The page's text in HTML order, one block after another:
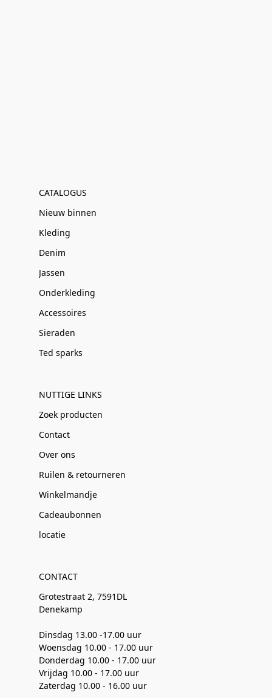
CATALOGUS
Nieuw binnen
Kleding
Denim
Jassen
Onderkleding
Accessoires
Sieraden
Ted sparks
NUTTIGE LINKS
Zoek producten
Contact
Over ons
Ruilen & retourneren
Winkelmandje
Cadeaubonnen
locatie
CONTACT
Grotestraat 2, 7591DL
Denekamp
Dinsdag 13.00 -17.00 uur
Woensdag 10.00 - 17.00 uur
Donderdag 10.00 - 17.00 uur
Vrijdag 10.00 - 17.00 uur
Zaterdag 10.00 - 16.00 uur